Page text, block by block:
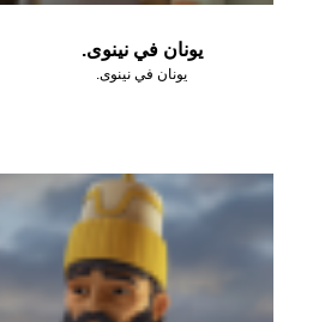
يونان في نينوى.
يونان في نينوى.